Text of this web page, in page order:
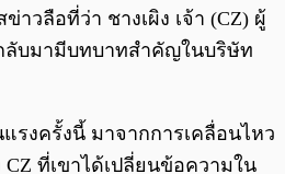
าวลือที่ว่า ชางเผิง เจ้า (CZ) ผู้
ลับมามีบทบาทสำคัญในบริษัท
รงครั้งนี้ มาจากการเคลื่อนไหว
ที่เขาได้เปลี่ยนข้อความใน